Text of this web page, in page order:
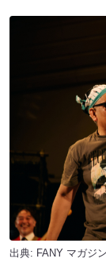
出典: FANY マガジン